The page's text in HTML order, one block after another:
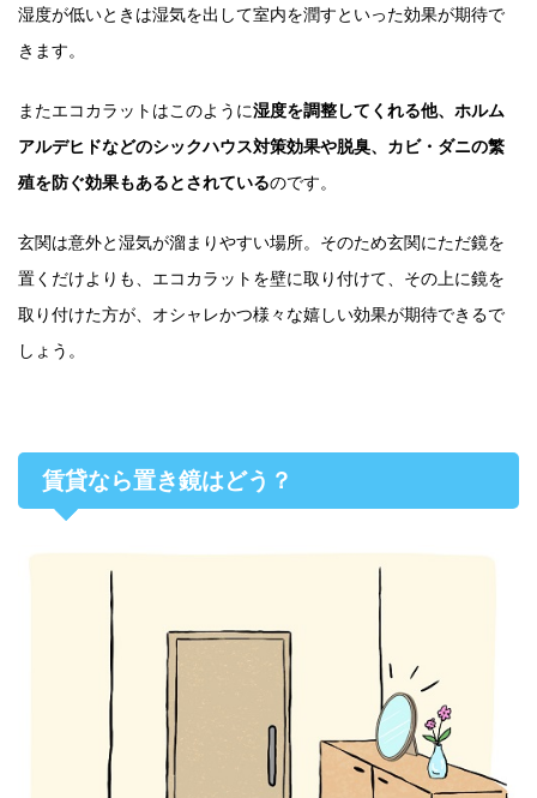
湿度が低いときは湿気を出して室内を潤すといった効果が期待で
きます。
またエコカラットはこのように湿度を調整してくれる他、ホルム
アルデヒドなどのシックハウス対策効果や脱臭、カビ・ダニの繁
殖を防ぐ効果もあるとされているのです。
玄関は意外と湿気が溜まりやすい場所。そのため玄関にただ鏡を
置くだけよりも、エコカラットを壁に取り付けて、その上に鏡を
取り付けた方が、オシャレかつ様々な嬉しい効果が期待できるで
しょう。
賃貸なら置き鏡はどう？